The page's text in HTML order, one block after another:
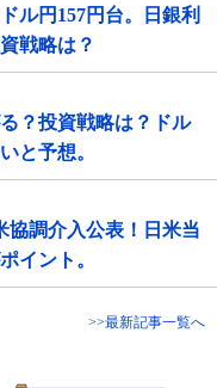
ル円157円台。日銀利
戦略は？
？投資戦略は？ドル
と予想。
協調介入公表！日米当
イント。
>>最新記事一覧へ